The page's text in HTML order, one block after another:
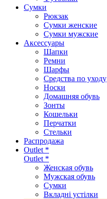
Сумки
Рюкзак
Сумки женские
Сумки мужские
Аксеcсуары
Шапки
Ремни
Шарфы
Средства по уходу
Носки
Домашняя обувь
Зонты
Кошельки
Перчатки
Стельки
Распродажа
Outlet *
Outlet *
Женская обувь
Мужская обувь
Сумки
Вкладні устілки